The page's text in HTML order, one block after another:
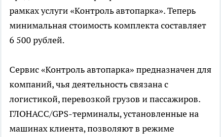
рамках услуги «Контроль автопарка». Теперь
минимальная стоимость комплекта составляет
6 500 рублей.
Сервис «Контроль автопарка» предназначен для
компаний, чья деятельность связана с
логистикой, перевозкой грузов и пассажиров.
ГЛОНАСС/GPS-терминалы, установленные на
машинах клиента, позволяют в режиме